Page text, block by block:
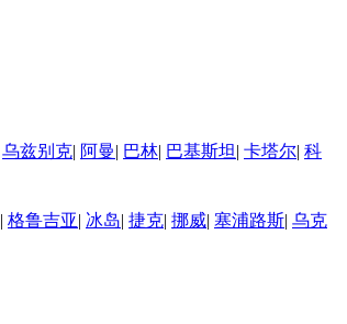
乌兹别克| 阿曼| 巴林| 巴基斯坦 | 卡塔尔| 科
| 格鲁吉亚| 冰岛| 捷克| 挪威| 塞浦路斯| 乌克